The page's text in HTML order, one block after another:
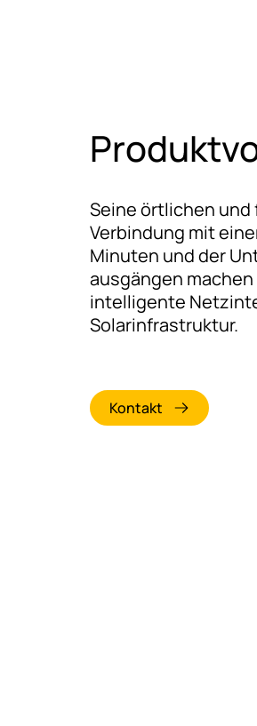
Seine örtlichen
Verbindung mit
Minuten und der
ausgängen
intelligente
Solarinfrastruktur.
Kontakt